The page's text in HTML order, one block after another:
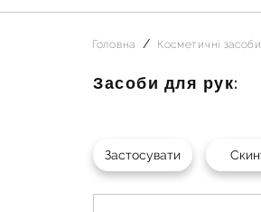
Головна Косметичні засоби
Засоби для рук: